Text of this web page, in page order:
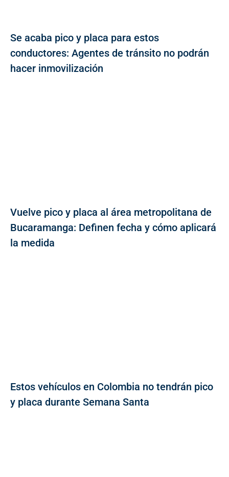
Se acaba pico y placa para estos
conductores: Agentes de tránsito no podrán
hacer inmovilización
Vuelve pico y placa al área metropolitana de
Bucaramanga: Definen fecha y cómo aplicará
la medida
Estos vehículos en Colombia no tendrán pico
y placa durante Semana Santa